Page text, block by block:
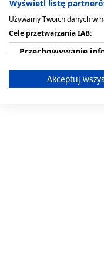
Wyświetl listę
Używamy Twoich danych w
Cele przetwarzania IAB:
Przechowywanie
Wykorzystywanie
Wykorzystanie
Akceptuj